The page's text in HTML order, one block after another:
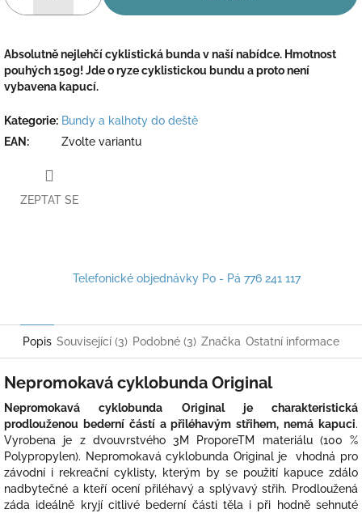
Absolutně nejlehčí cyklistická bunda v naší nabídce. Hmotnost
pouhých 150g! Jde o ryze cyklistickou bundu a proto není
vybavena kapucí.
Kategorie: Bundy a kalhoty do deště
EAN : Zvolte variantu
ZEPTAT SE
Telefonické objednávky Po - Pá 776 241 117
Popis Související (3) Podobné (3) Značka Ostatní informace
Nepromokavá cyklobunda Original
Nepromokavá cyklobunda Original je charakteristická
prodlouženou bederní částí a přiléhavým střihem, nemá kapuci.
Vyrobena je z dvouvrstvého 3M ProporeTM materiálu (100 %
Polypropylen). Nepromokavá cyklobunda Original je vhodná pro
závodní i rekreační cyklisty, kterým by se použití kapuce zdálo
nadbytečné a kteří ocení přiléhavý a splývavý střih. Prodloužená
záda ideálně kryjí citlivé bederní části těla i při hodně sehnuté